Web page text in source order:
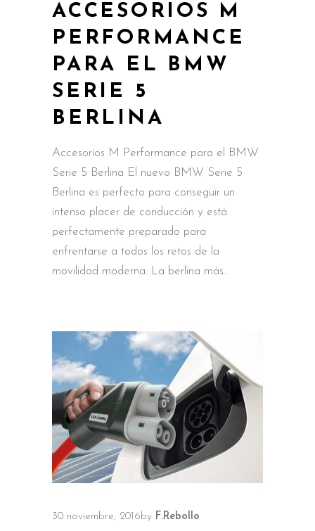
ACCESORIOS M
PERFORMANCE
PARA EL BMW
SERIE 5
BERLINA
Accesorios M Performance para el BMW
Serie 5 Berlina El nuevo BMW Serie 5
Berlina es perfecto para conseguir un
intenso placer de conducción y está
perfectamente preparado para
enfrentarse a todos los retos de la
movilidad moderna. La berlina más
30 noviembre, 2016by F.Rebollo